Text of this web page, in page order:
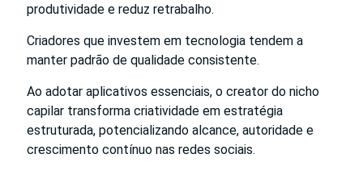
produtividade e reduz retrabalho.
Criadores que investem em tecnologia tendem a
manter padrão de qualidade consistente.
Ao adotar aplicativos essenciais, o creator do nicho
capilar transforma criatividade em estratégia
estruturada, potencializando alcance, autoridade e
crescimento contínuo nas redes sociais.